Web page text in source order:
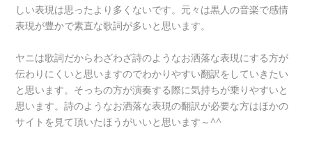
しい表現は思ったより多くないです。元々は黒人の音楽で感情
表現が豊かで素直な歌詞が多いと思います。
ヤニは歌詞だからわざわざ詩のようなお洒落な表現にする方が
伝わりにくいと思いますのでわかりやすい翻訳をしていきたい
と思います。そっちの方が演奏する際に気持ちが乗りやすいと
思います。詩のようなお洒落な表現の翻訳が必要な方はほかの
サイトを見て頂いたほうがいいと思います～^^